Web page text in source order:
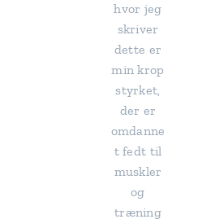
hvor jeg
skriver
dette er
min krop
styrket,
der er
omdanne
t fedt til
muskler
og
træning